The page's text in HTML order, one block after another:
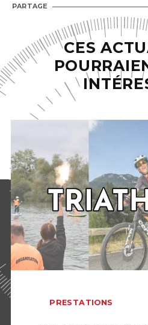
PARTAGE
CES
PRESTATIONS